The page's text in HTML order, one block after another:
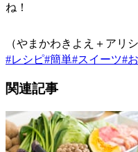
ね！
（やまかわきよえ＋アリ
#レシピ#簡単#スイーツ#
関連記事